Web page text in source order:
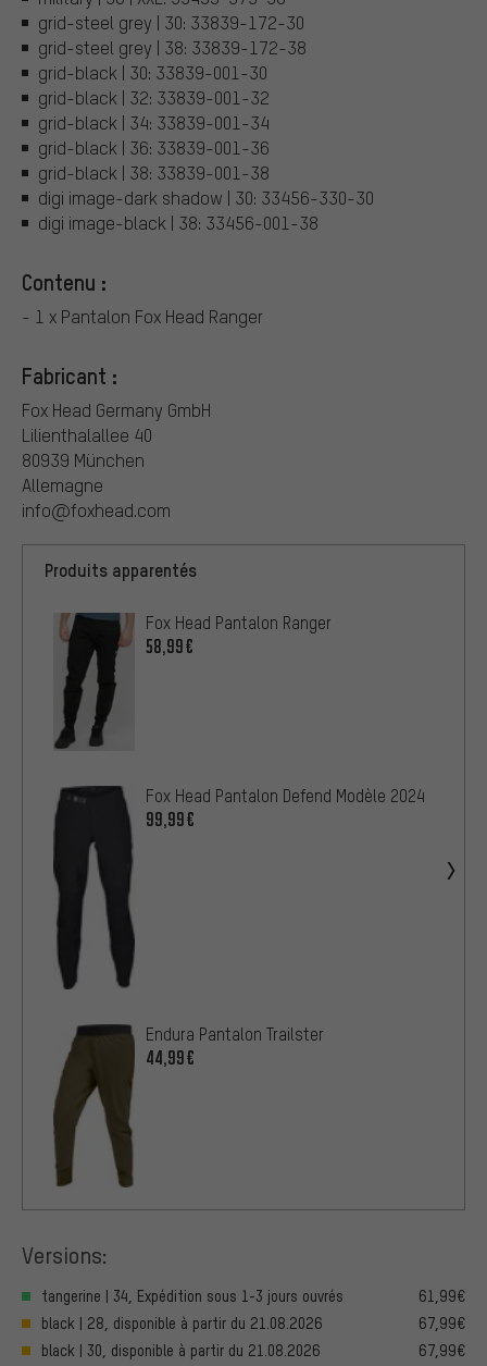
grid-steel grey | 30: 33839-172-30
grid-steel grey | 38: 33839-172-38
grid-black | 30: 33839-001-30
grid-black | 32: 33839-001-32
grid-black | 34: 33839-001-34
grid-black | 36: 33839-001-36
grid-black | 38: 33839-001-38
digi image-dark shadow | 30: 33456-330-30
digi image-black | 38: 33456-001-38
Contenu :
- 1 x Pantalon Fox Head Ranger
Fabricant :
Fox Head Germany GmbH
Lilienthalallee 40
80939 München
Allemagne
info@foxhead.com
Produits apparentés
Fox Head Pantalon Ranger
58,99€
Fox Head Pantalon Defend Modèle 2024
99,99€
Endura Pantalon Trailster
44,99€
Versions:
tangerine | 34, Expédition sous 1-3 jours ouvrés
61,99€
black | 28, disponible à partir du 21.08.2026
67,99€
black | 30, disponible à partir du 21.08.2026
67,99€